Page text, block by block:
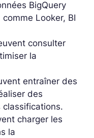
BigQuery
Looker, BI
consulter
la
entraîner des
des
classifications.
charger les
la